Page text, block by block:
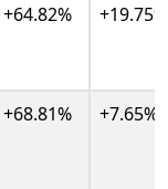
+64.82% +19.75%
+68.81% +7.65%